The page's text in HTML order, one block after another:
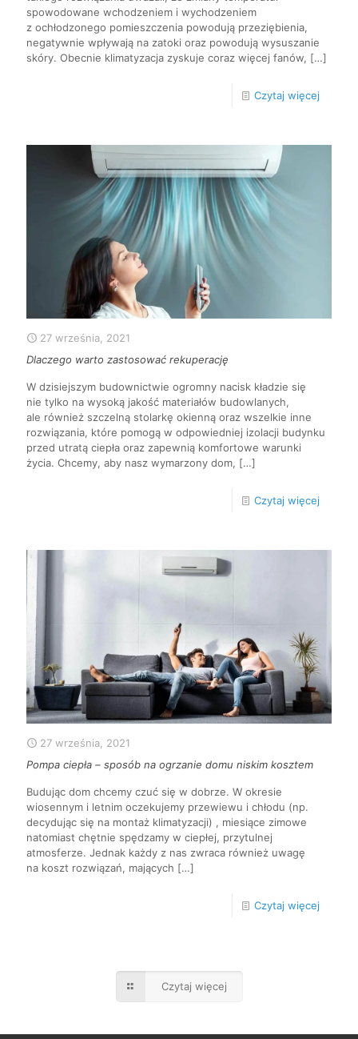
spowodowane wchodzeniem i wychodzeniem
z ochłodzonego pomieszczenia powodują przeziębienia,
negatywnie wpływają na zatoki oraz powodują wysuszanie
skóry. Obecnie klimatyzacja zyskuje coraz więcej fanów, […]
Czytaj więcej
27 września, 2021
Dlaczego warto zastosować rekuperację
W dzisiejszym budownictwie ogromny nacisk kładzie się
nie tylko na wysoką jakość materiałów budowlanych,
ale również szczelną stolarkę okienną oraz wszelkie inne
rozwiązania, które pomogą w odpowiedniej izolacji budynku
przed utratą ciepła oraz zapewnią komfortowe warunki
życia. Chcemy, aby nasz wymarzony dom, […]
Czytaj więcej
27 września, 2021
Pompa ciepła – sposób na ogrzanie domu niskim kosztem
Budując dom chcemy czuć się w dobrze. W okresie
wiosennym i letnim oczekujemy przewiewu i chłodu (np.
decydując się na montaż klimatyzacji) , miesiące zimowe
natomiast chętnie spędzamy w ciepłej, przytulnej
atmosferze. Jednak każdy z nas zwraca również uwagę
na koszt rozwiązań, mających […]
Czytaj więcej
Czytaj więcej